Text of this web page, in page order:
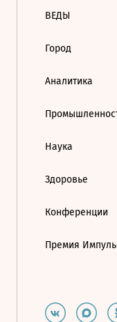
ВЕДЫ
Город
Аналитика
Наука
Здоровье
Конференции
Премия